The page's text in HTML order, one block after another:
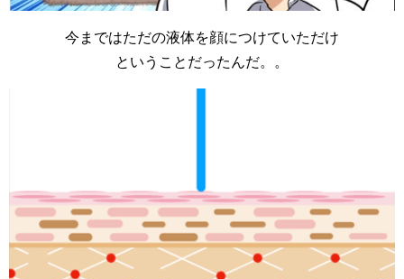
今まではただの液体を顔につけていただけ
ということだったんだ。。